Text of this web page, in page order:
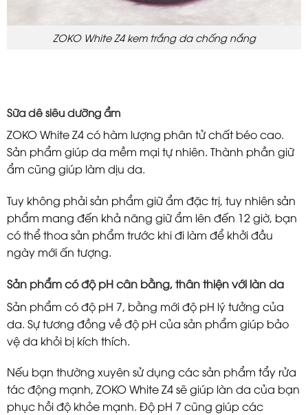
ZOKO White Z4 kem trắng da chống nắng
Sữa dê siêu dưỡng ẩm
ZOKO White Z4 có hàm lượng phân tử chất béo cao.
Sản phẩm giúp da mềm mại tự nhiên. Thành phần giữ
ẩm cũng giúp làm dịu da.
Tuy không phải sản phẩm giữ ẩm đặc trị, tuy nhiên sản
phẩm mang đến khả năng giữ ẩm lên đến 12 giờ, bạn
có thể thoa sản phẩm trước khi đi làm để khởi đầu
ngày mới ấn tượng.
Sản phẩm có độ pH cân bằng, thân thiện với làn da
Sản phẩm có độ pH 7, bằng mới độ pH lý tưởng của
da. Sự tương đồng về độ pH của sản phẩm giúp bảo
vệ da khỏi bị kích thích.
Nếu bạn thường xuyên sử dụng các sản phẩm tẩy rửa
tác động mạnh, ZOKO White Z4 sẽ giúp làn da của bạn
phục hồi độ khỏe mạnh. Độ pH 7 cũng giúp các